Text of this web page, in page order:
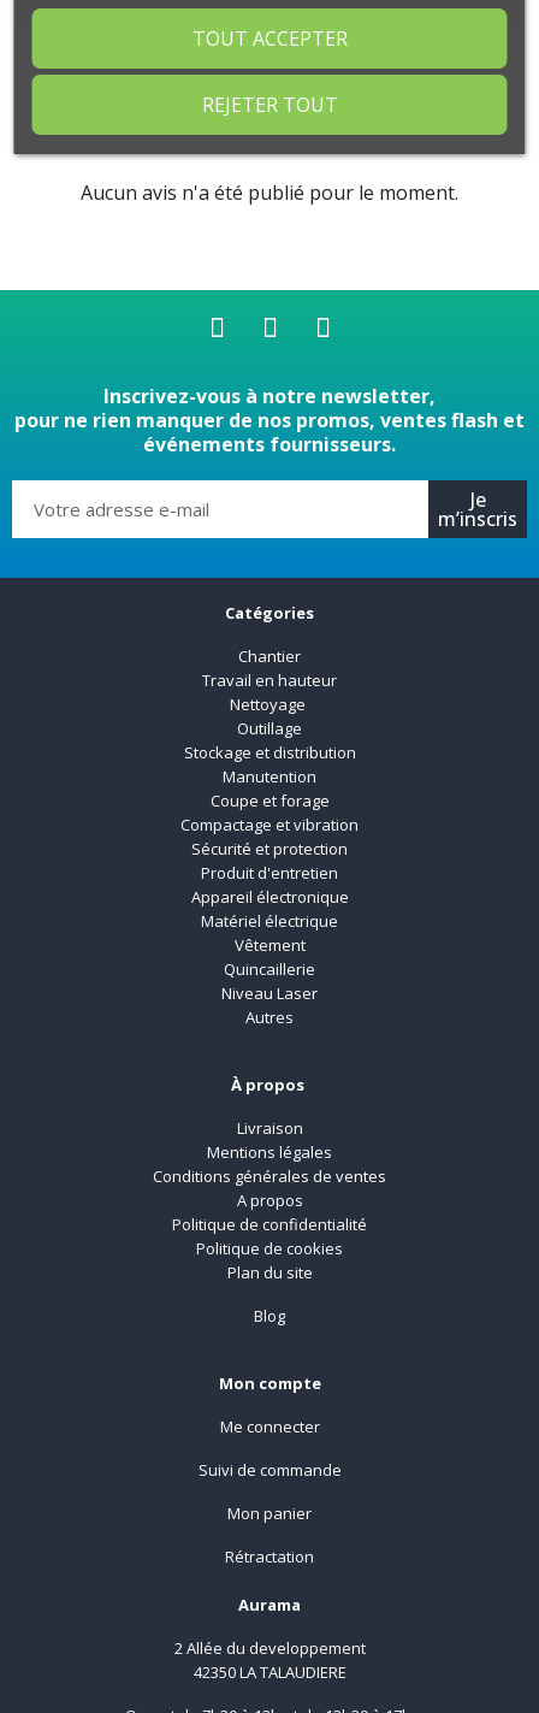
Commentaires (0)
Aucun avis n'a été publié pour le moment.
Inscrivez-vous à notre newsletter,
pour ne rien manquer de nos promos, ventes flash et
événements fournisseurs.
Je
m’inscris
Catégories
Chantier
Travail en hauteur
Nettoyage
Outillage
Stockage et distribution
Manutention
Coupe et forage
Compactage et vibration
Sécurité et protection
Produit d'entretien
Appareil électronique
Matériel électrique
Vêtement
Quincaillerie
Niveau Laser
Autres
À propos
Livraison
Mentions légales
Conditions générales de ventes
A propos
Politique de confidentialité
Politique de cookies
Plan du site
Blog
Mon compte
Me connecter
Suivi de commande
Mon panier
Rétractation
Aurama
2 Allée du developpement
42350 LA TALAUDIERE
REJETER TOUT
TOUT ACCEPTER